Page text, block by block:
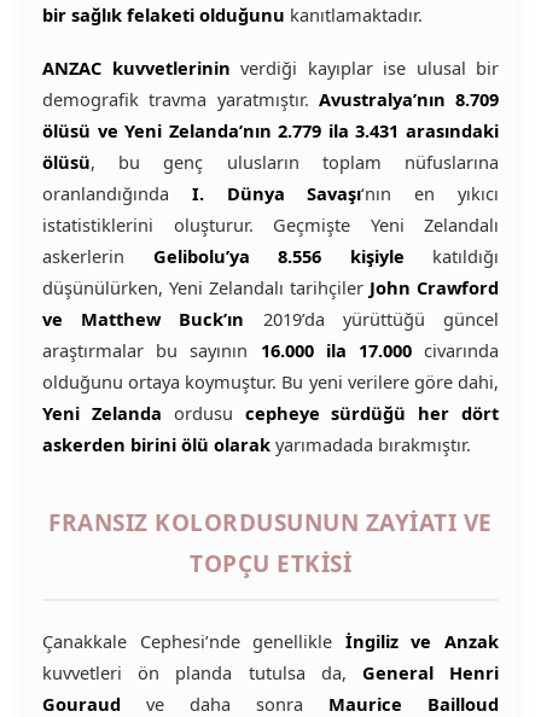
bir sağlık felaketi olduğunu kanıtlamaktadır.
ANZAC kuvvetlerinin verdiği kayıplar ise ulusal bir
demografik travma yaratmıştır. Avustralya’nın 8.709
ölüsü ve Yeni Zelanda’nın 2.779 ila 3.431 arasındaki
ölüsü, bu genç ulusların toplam nüfuslarına
oranlandığında I. Dünya Savaşı‘nın en yıkıcı
istatistiklerini oluşturur. Geçmişte Yeni Zelandalı
askerlerin Gelibolu’ya 8.556 kişiyle katıldığı
düşünülürken, Yeni Zelandalı tarihçiler John Crawford
ve Matthew Buck’ın 2019’da yürüttüğü güncel
araştırmalar bu sayının 16.000 ila 17.000civarında
olduğunu ortaya koymuştur. Bu yeni verilere göre dahi,
Yeni Zelanda ordusu cepheye sürdüğü her dört
askerden birini ölü olarak yarımadada bırakmıştır.
FRANSIZ KOLORDUSUNUN ZAYIATI VE
TOPÇU ETKISI
Çanakkale Cephesi’nde genellikle İngiliz ve Anzak
kuvvetleri ön planda tutulsa da, General Henri
Gouraud ve daha sonra Maurice Bailloud